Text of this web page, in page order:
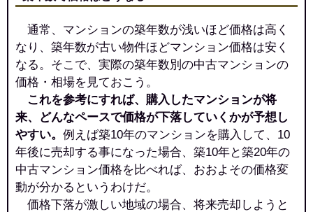
通常、マンションの築年数が浅いほど価格は高く
なり、築年数が古い物件ほどマンション価格は安く
なる。そこで、実際の築年数別の中古マンションの
価格・相場を見ておこう。
これを参考にすれば、購入したマンションが将
来、どんなペースで価格が下落していくかが予想し
やすい。 例えば築10年のマンションを購入して、10
年後に売却する事になった場合、築10年と築20年の
中古マンション価格を比べれば、おおよその価格変
動が分かるというわけだ。
価格下落が激しい地域の場合、将来売却しようと